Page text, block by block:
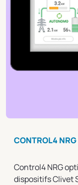
CONTROL4 NRG
Control4 NRG
dispositifs Clivet